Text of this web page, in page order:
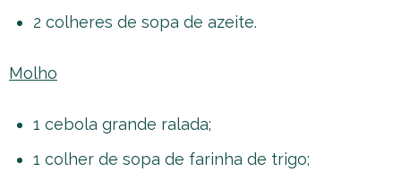
2 colheres de sopa de azeite.
Molho
1 cebola grande ralada;
1 colher de sopa de farinha de trigo;